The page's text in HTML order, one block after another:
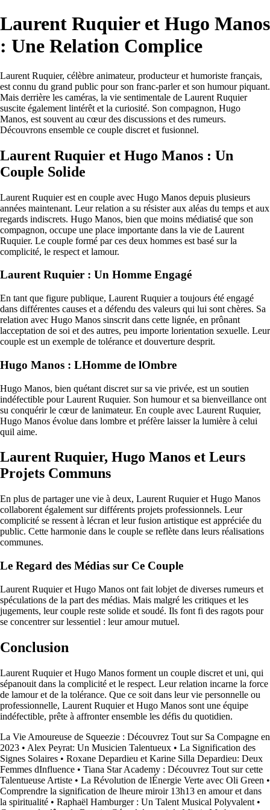
Laurent Ruquier et Hugo Manos
: Une Relation Complice
Laurent Ruquier, célèbre animateur, producteur et humoriste français,
est connu du grand public pour son franc-parler et son humour piquant.
Mais derrière les caméras, la vie sentimentale de Laurent Ruquier
suscite également lintérêt et la curiosité. Son compagnon, Hugo
Manos, est souvent au cœur des discussions et des rumeurs.
Découvrons ensemble ce couple discret et fusionnel.
Laurent Ruquier et Hugo Manos : Un
Couple Solide
Laurent Ruquier est en couple avec Hugo Manos depuis plusieurs
années maintenant. Leur relation a su résister aux aléas du temps et aux
regards indiscrets. Hugo Manos, bien que moins médiatisé que son
compagnon, occupe une place importante dans la vie de Laurent
Ruquier. Le couple formé par ces deux hommes est basé sur la
complicité, le respect et lamour.
Laurent Ruquier : Un Homme Engagé
En tant que figure publique, Laurent Ruquier a toujours été engagé
dans différentes causes et a défendu des valeurs qui lui sont chères. Sa
relation avec Hugo Manos sinscrit dans cette lignée, en prônant
lacceptation de soi et des autres, peu importe lorientation sexuelle. Leur
couple est un exemple de tolérance et douverture desprit.
Hugo Manos : LHomme de lOmbre
Hugo Manos, bien quétant discret sur sa vie privée, est un soutien
indéfectible pour Laurent Ruquier. Son humour et sa bienveillance ont
su conquérir le cœur de lanimateur. En couple avec Laurent Ruquier,
Hugo Manos évolue dans lombre et préfère laisser la lumière à celui
quil aime.
Laurent Ruquier, Hugo Manos et Leurs
Projets Communs
En plus de partager une vie à deux, Laurent Ruquier et Hugo Manos
collaborent également sur différents projets professionnels. Leur
complicité se ressent à lécran et leur fusion artistique est appréciée du
public. Cette harmonie dans le couple se reflète dans leurs réalisations
communes.
Le Regard des Médias sur Ce Couple
Laurent Ruquier et Hugo Manos ont fait lobjet de diverses rumeurs et
spéculations de la part des médias. Mais malgré les critiques et les
jugements, leur couple reste solide et soudé. Ils font fi des ragots pour
se concentrer sur lessentiel : leur amour mutuel.
Conclusion
Laurent Ruquier et Hugo Manos forment un couple discret et uni, qui
sépanouit dans la complicité et le respect. Leur relation incarne la force
de lamour et de la tolérance. Que ce soit dans leur vie personnelle ou
professionnelle, Laurent Ruquier et Hugo Manos sont une équipe
indéfectible, prête à affronter ensemble les défis du quotidien.
La Vie Amoureuse de Squeezie : Découvrez Tout sur Sa Compagne en
2023 • Alex Peyrat: Un Musicien Talentueux • La Signification des
Signes Solaires • Roxane Depardieu et Karine Silla Depardieu: Deux
Femmes dInfluence • Tiana Star Academy : Découvrez Tout sur cette
Talentueuse Artiste • La Révolution de lÉnergie Verte avec Oli Green •
Comprendre la signification de lheure miroir 13h13 en amour et dans
la spiritualité • Raphaël Hamburger : Un Talent Musical Polyvalent •